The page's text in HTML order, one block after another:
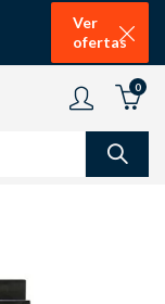
Ver
ofertas
0